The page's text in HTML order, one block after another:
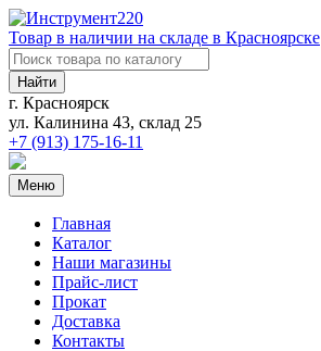
Товар в наличии на складе в Красноярске
Найти
г. Красноярск
ул. Калинина 43, склад 25
+7 (913) 175-16-11
Меню
Главная
Каталог
Наши магазины
Прайс-лист
Прокат
Доставка
Контакты